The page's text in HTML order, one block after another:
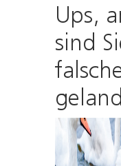
Ups,
sind